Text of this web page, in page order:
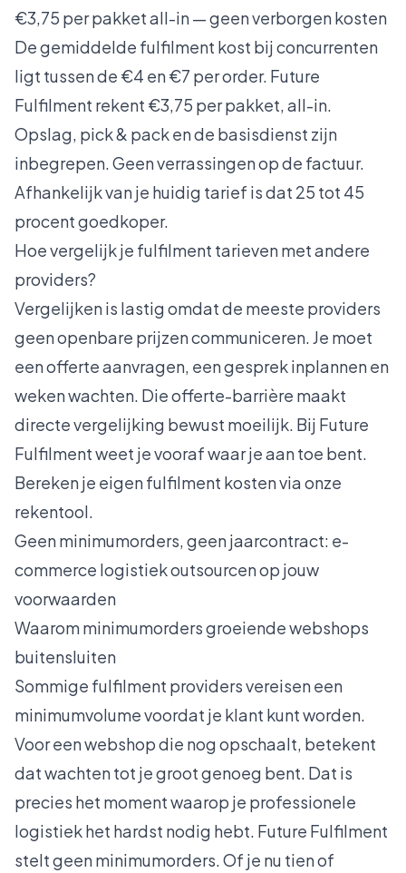
€3,75 per pakket all-in — geen verborgen kosten
De gemiddelde fulfilment kost bij concurrenten
ligt tussen de €4 en €7 per order. Future
Fulfilment rekent €3,75 per pakket, all-in.
Opslag, pick & pack en de basisdienst zijn
inbegrepen. Geen verrassingen op de factuur.
Afhankelijk van je huidig tarief is dat 25 tot 45
procent goedkoper.
Hoe vergelijk je fulfilment tarieven met andere
providers?
Vergelijken is lastig omdat de meeste providers
geen openbare prijzen communiceren. Je moet
een offerte aanvragen, een gesprek inplannen en
weken wachten. Die offerte-barrière maakt
directe vergelijking bewust moeilijk. Bij Future
Fulfilment weet je vooraf waar je aan toe bent.
Bereken je eigen fulfilment kostenvia onze
rekentool.
Geen minimumorders, geen jaarcontract: e-
commerce logistiek outsourcen op jouw
voorwaarden
Waarom minimumorders groeiende webshops
buitensluiten
Sommige fulfilment providers vereisen een
minimumvolume voordat je klant kunt worden.
Voor een webshop die nog opschaalt, betekent
dat wachten tot je groot genoeg bent. Dat is
precies het moment waarop je professionele
logistiek het hardst nodig hebt. Future Fulfilment
stelt geen minimumorders. Of je nu tien of